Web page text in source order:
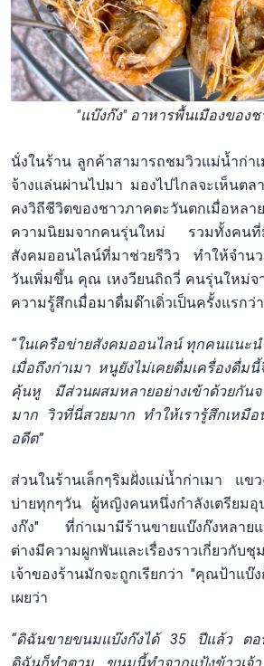
"แบ๊งก๊ง" อาหารพื้นเมืองของช
นั่งในร้าน ลูกค้าสามารถชมวิวแม่น้ำก่าเ
จ้างแล่นผ่านไปมา มองไปไกลจะเห็นต
คงวิถีชีวิตของชาวภาคตะวันตกเมื่อหลา
ความนิยมจากคนรุ่นใหม่ รวมทั้งคนที่มี
สังคมออนไลน์ที่มาช่วยรีวิว ทำให้จำน
วันเพิ่มขึ้น คุณ เหงวียนถิถวี่ คนรุ่นใหม่จ
ความรู้สึกเมื่อมาดื่มด๊าเดิ่วเป็นครั้งแรกว่า
“ในเครือข่ายสังคมออนไลน์ ทุกคนแนะ
เมื่อถึงก่าเมา หนูยังไม่เคยดื่มเครื่องดื่ม
คุ้นหู มีส่วนผสมหลายอย่างเข้าด้วยกัน
มาก วิวที่นี่สวยมาก ทำให้เรารู้สึกเหมือ
อดีต”
ส่วนในร้านเล็กๆริมฝั่งแม่น้ำก่าเมา แข
บ่ายทุกๆวัน ผู้หญิงคนหนึ่งกำลังเตรียม
งก๊ง" ที่ก่าเมามีร้านขายแบ๊งก๊งหลายแ
ต่างมีความผูกพันและเรื่องราวเกี่ยว
เจ้าของร้านมักจะถูกเรียกว่า "คุณป้าแบ๊
เผยว่า
“ดิฉันขายขนมแบ๊งก๊งได้ 35 ปีแล้ว ต